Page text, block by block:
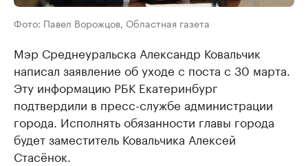
Фото: Павел Ворожцов, Областная газета
Мэр Среднеуральска Александр Ковальчик
написал заявление об уходе с поста с 30 марта.
Эту информацию РБК Екатеринбург
подтвердили в пресс-службе администрации
города. Исполнять обязанности главы города
будет заместитель Ковальчика Алексей
Стасёнок.